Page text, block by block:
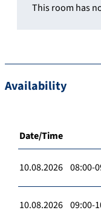
This room has
Availability
Date/Time
10.08.2026 08:00-
10.08.2026 09:00-